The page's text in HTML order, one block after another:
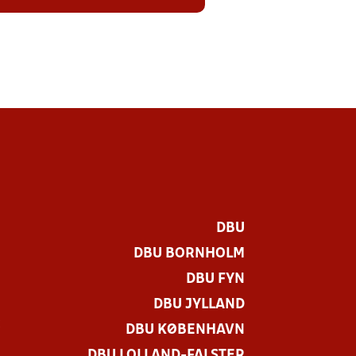
DBU
DBU BORNHOLM
DBU FYN
DBU JYLLAND
DBU KØBENHAVN